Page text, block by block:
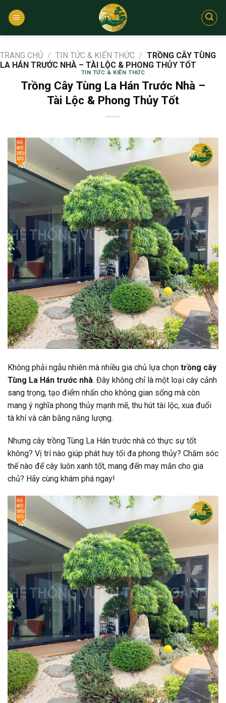
qua
TRANG CHỦ / TIN TỨC & KIẾN THỨC / TRỒNG CÂY TÙNG
LA HÁN TRƯỚC NHÀ – TÀI LỘC & PHONG THỦY TỐT
TIN TỨC & KIẾN THỨC
Trồng Cây Tùng La Hán Trước Nhà –
Tài Lộc & Phong Thủy Tốt
Không phải ngẫu nhiên mà nhiều gia chủ lựa chọn trồng cây
Tùng La Hán trước nhà. Đây không chỉ là một loại cây cảnh
sang trọng, tạo điểm nhấn cho không gian sống mà còn
mang ý nghĩa phong thủy mạnh mẽ, thu hút tài lộc, xua đuổi
tà khí và cân bằng năng lượng.
Nhưng cây trồng Tùng La Hán trước nhà có thực sự tốt
không? Vị trí nào giúp phát huy tối đa phong thủy? Chăm sóc
thế nào để cây luôn xanh tốt, mang đến may mắn cho gia
chủ? Hãy cùng khám phá ngay!